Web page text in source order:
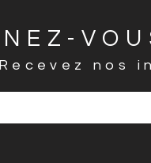
Recevez nos